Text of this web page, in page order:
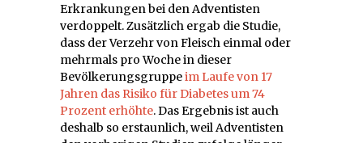
Erkrankungen bei den Adventisten
verdoppelt. Zusätzlich ergab die Studie,
dass der Verzehr von Fleisch einmal oder
mehrmals pro Woche in dieser
Bevölkerungsgruppeim Laufe von 17
Jahren das Risiko für Diabetes um 74
Prozent erhöhte. Das Ergebnis ist auch
deshalb so erstaunlich, weil Adventisten